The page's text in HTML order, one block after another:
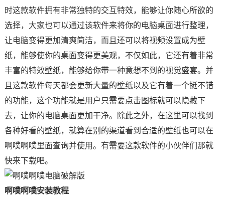
时这款软件拥有非常独特的交互特效，能够让你随心所欲的
选择，大家也可以通过该软件来将你的电脑桌面进行整理，
让电脑变得更加清爽简洁，而且还可以将视频设置成为壁
纸，能够使你的桌面变得更美观，不仅如此，它还有着非常
丰富的特效壁纸，能够给你带一种意想不到的视觉盛宴。并
且这款软件每天都会更新大量的壁纸以及它有着一个挺不错
的功能，这个功能就是用户只需要点击图标就可以隐藏下
去，让你的电脑桌面更加干净。除此之外，在这里可以找到
各种好看的壁纸，就算在别的渠道看到合适的壁纸也可以在
啊噗啊噗里面查询并使用。有需要这款软件的小伙伴们那就
快来下载吧。
啊噗啊噗安装教程